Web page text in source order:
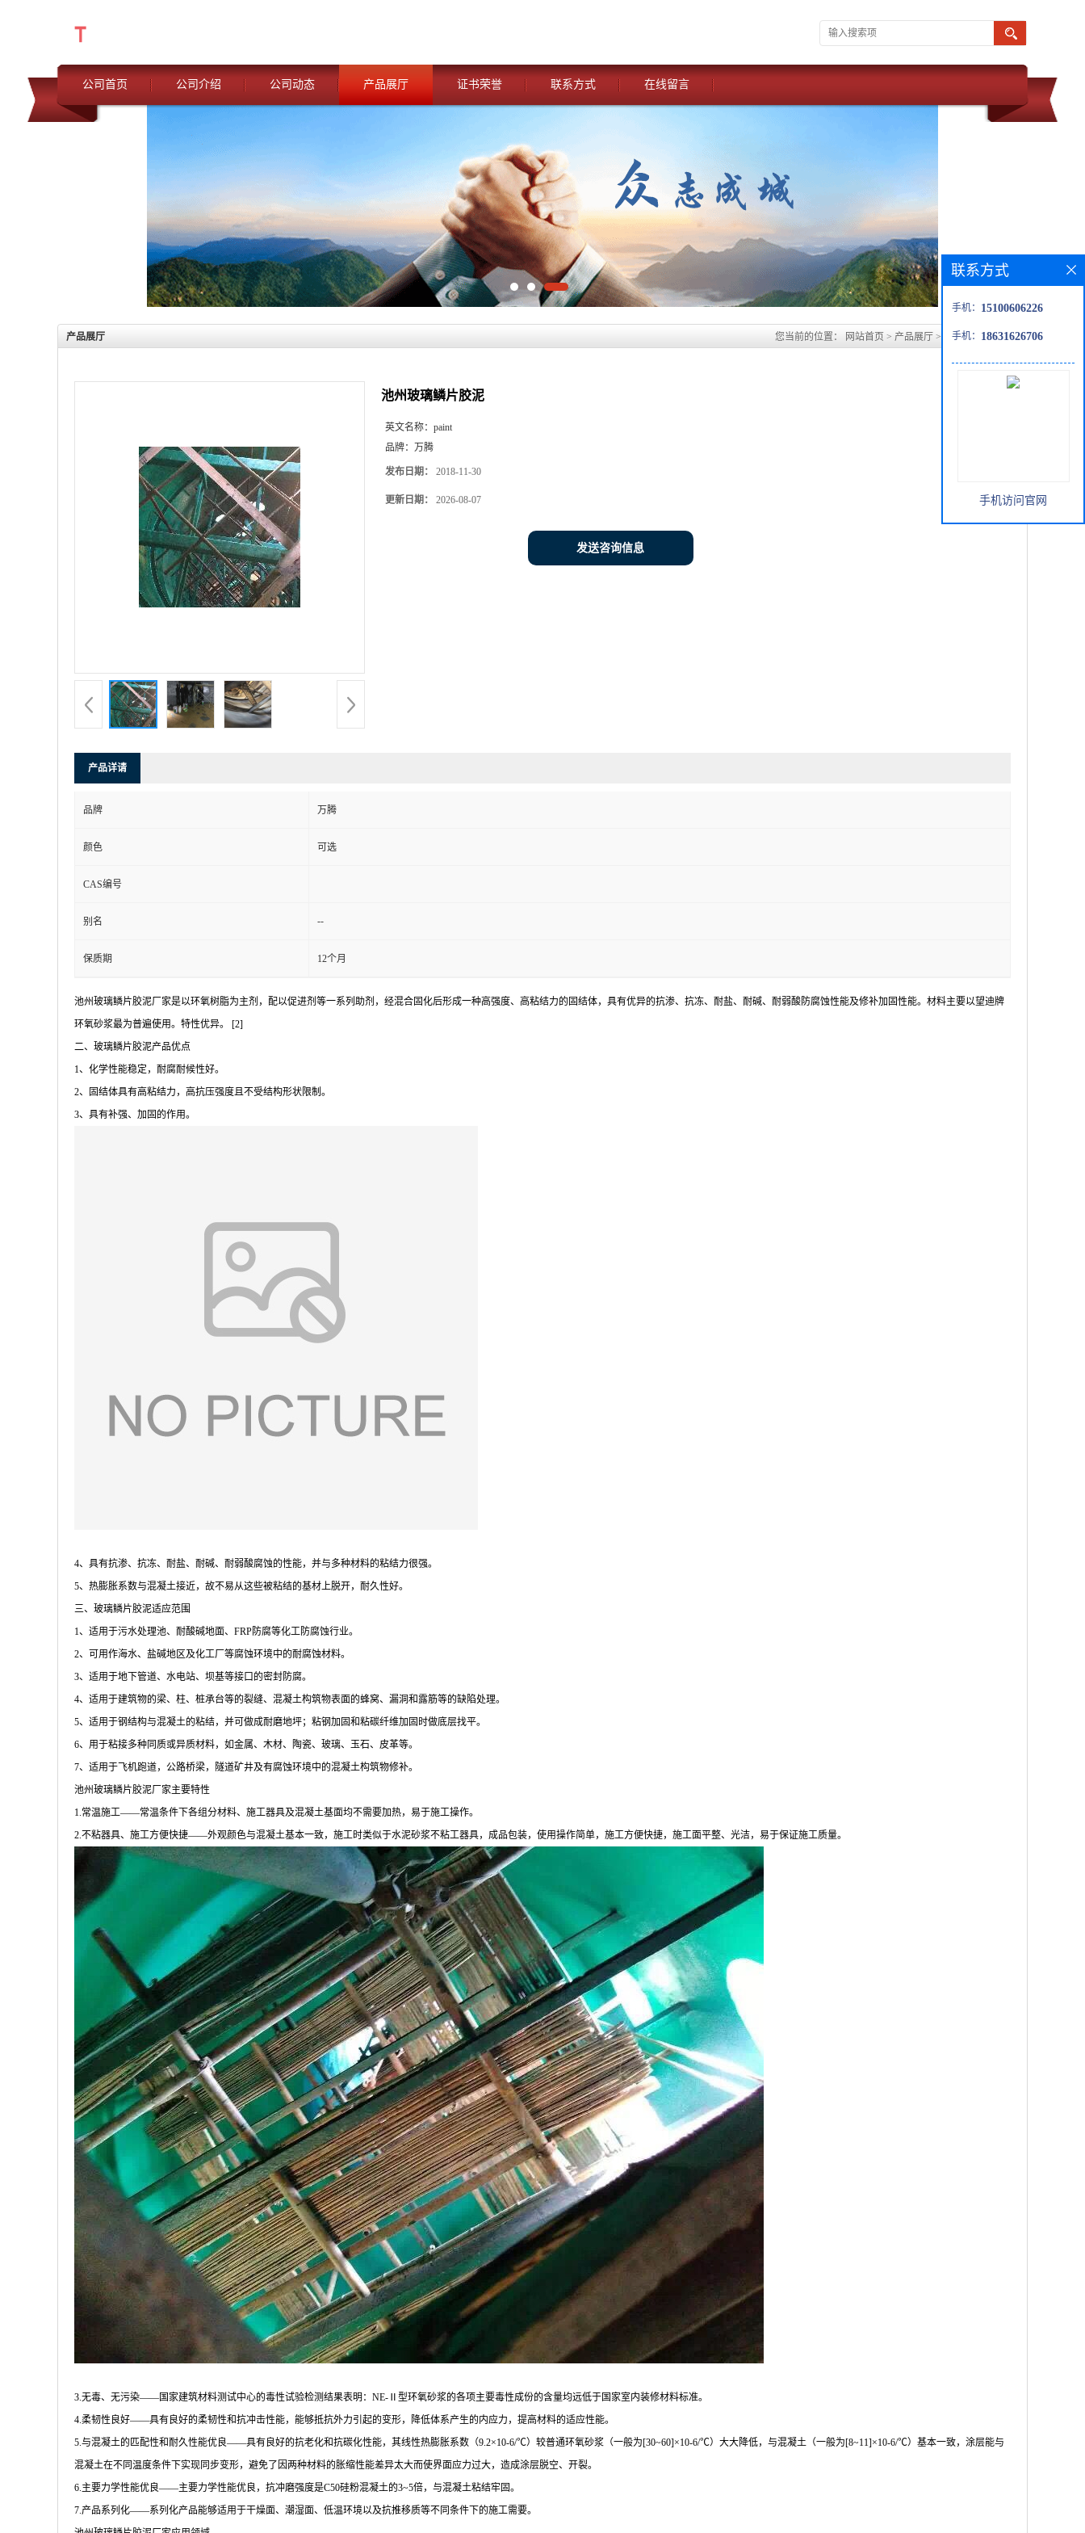
公司首页 公司介绍 公司动态 产品展厅 证书荣誉 联系方式 在线留言
产品展厅 您当前的位置： 网站首页 > 产品展厅 > 池州玻璃鳞片胶泥
池州玻璃鳞片胶泥
英文名称： paint
品牌： 万腾
发布日期： 2018-11-30
更新日期： 2026-08-07
发送咨询信息
产品详请
品牌 万腾
颜色 可选
CAS编号
别名 --
保质期 12个月
池州玻璃鳞片胶泥厂家是以环氧树脂为主剂，配以促进剂等一系列助剂，经混合固化后形成一种高强度、高粘结力的固结体，具有优异的抗渗、抗冻、耐盐、耐碱、耐弱酸防腐蚀性能及修补加固性能。材料主要以望迪牌
环氧砂浆最为普遍使用。特性优异。 [2]
二、玻璃鳞片胶泥产品优点
1、化学性能稳定，耐腐耐候性好。
2、固结体具有高粘结力，高抗压强度且不受结构形状限制。
3、具有补强、加固的作用。
4、具有抗渗、抗冻、耐盐、耐碱、耐弱酸腐蚀的性能，并与多种材料的粘结力很强。
5、热膨胀系数与混凝土接近，故不易从这些被粘结的基材上脱开，耐久性好。
三、玻璃鳞片胶泥适应范围
1、适用于污水处理池、耐酸碱地面、FRP防腐等化工防腐蚀行业。
2、可用作海水、盐碱地区及化工厂等腐蚀环境中的耐腐蚀材料。
3、适用于地下管道、水电站、坝基等接口的密封防腐。
4、适用于建筑物的梁、柱、桩承台等的裂缝、混凝土构筑物表面的蜂窝、漏洞和露筋等的缺陷处理。
5、适用于钢结构与混凝土的粘结，并可做成耐磨地坪；粘钢加固和粘碳纤维加固时做底层找平。
6、用于粘接多种同质或异质材料，如金属、木材、陶瓷、玻璃、玉石、皮革等。
7、适用于飞机跑道，公路桥梁，隧道矿井及有腐蚀环境中的混凝土构筑物修补。
池州玻璃鳞片胶泥厂家主要特性
1.常温施工――常温条件下各组分材料、施工器具及混凝土基面均不需要加热，易于施工操作。
2.不粘器具、施工方便快捷――外观颜色与混凝土基本一致，施工时类似于水泥砂浆不粘工器具，成品包装，使用操作简单，施工方便快捷，施工面平整、光洁，易于保证施工质量。
3.无毒、无污染――国家建筑材料测试中心的毒性试验检测结果表明：NE-Ⅱ型环氧砂浆的各项主要毒性成份的含量均远低于国家室内装修材料标准。
4.柔韧性良好――具有良好的柔韧性和抗冲击性能，能够抵抗外力引起的变形，降低体系产生的内应力，提高材料的适应性能。
5.与混凝土的匹配性和耐久性能优良――具有良好的抗老化和抗碳化性能，其线性热膨胀系数（9.2×10-6/℃）较普通环氧砂浆（一般为[30~60]×10-6/℃）大大降低，与混凝土（一般为[8~11]×10-6/℃）基本一致，涂层能与
混凝土在不同温度条件下实现同步变形，避免了因两种材料的胀缩性能差异太大而使界面应力过大，造成涂层脱空、开裂。
6.主要力学性能优良――主要力学性能优良，抗冲磨强度是C50硅粉混凝土的3~5倍，与混凝土粘结牢固。
7.产品系列化――系列化产品能够适用于干燥面、潮湿面、低温环境以及抗推移质等不同条件下的施工需要。
联系方式
手机： 15100606226
手机： 18631626706
手机访问官网